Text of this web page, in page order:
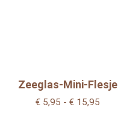
Zeeglas-Mini-Flesje
€5,95 - €15,95